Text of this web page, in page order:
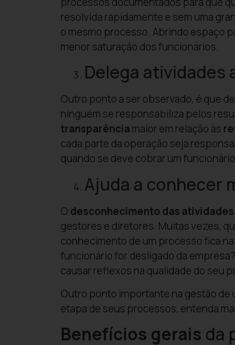
resolvida rapidamente e sem uma
o mesmo processo. Abrindo espaço
menor saturação dos funcionários.
Delega atividades
Outro ponto a ser observado, é que
ninguém se responsabiliza pelos
transparência maior em relação às
cada parte da operação seja
quando se deve cobrar um
Ajuda a conhecer
O desconhecimento das atividades
gestores e diretores. Muitas vezes,
conhecimento de um processo fica
funcionário for desligado da
causar reflexos na qualidade do seu
Outro ponto importante na gestão de
etapa de seus processos, entenda
Benefícios gerais da